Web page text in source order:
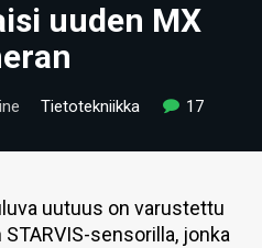
uuden MX
Tietotekniikka 17
uutuus on varustettu
sensorilla, jonka